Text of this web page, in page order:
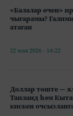
«Балалар өчен»
чыгарамы?
атаган
22 мая 2026 - 14:22
Доллар төште —
Таиланд һәм
кискен